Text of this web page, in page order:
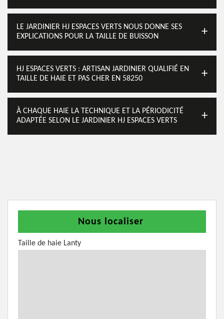
LE JARDINIER HJ ESPACES VERTS NOUS DONNE SES
EXPLICATIONS POUR LA TAILLE DE BUISSON
HJ ESPACES VERTS : ARTISAN JARDINIER QUALIFIÉ EN
TAILLE DE HAIE ET PAS CHER EN 58250
À CHAQUE HAIE LA TECHNIQUE ET LA PÉRIODICITÉ
ADAPTÉE SELON LE JARDINIER HJ ESPACES VERTS
Nous localiser
Taille de haie Lanty